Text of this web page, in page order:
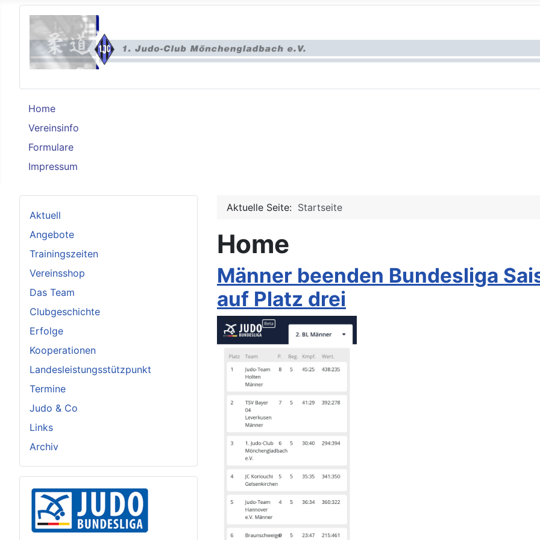
Home
Vereinsinfo
Formulare
Impressum
Aktuell
Angebote
Trainingszeiten
Vereinsshop
Das Team
Clubgeschichte
Erfolge
Kooperationen
Landesleistungsstützpunkt
Termine
Judo & Co
Links
Archiv
Aktuelle Seite: Startseite
Home
Männer beenden Bundesliga
auf Platz drei